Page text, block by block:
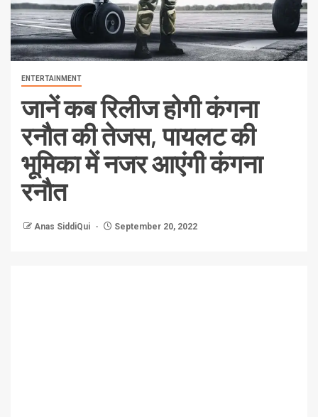
ENTERTAINMENT
जानें कब रिलीज होगी कंगना
रनौत की तेजस, पायलट की
भूमिका में नजर आएंगी कंगना
रनौत
Anas SiddiQui September 20, 2022